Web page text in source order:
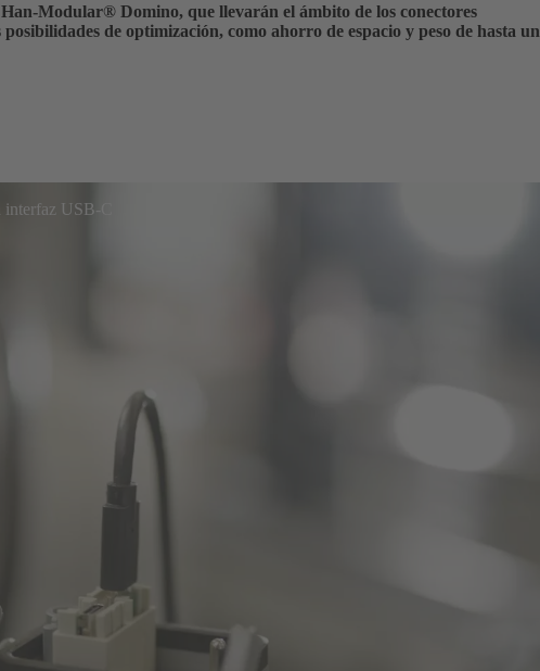
Han-Modular® Domino, que llevarán el ámbito de los conectores
de optimización, como ahorro de espacio y peso de hasta un
USB-C
de una gran transformación. Es necesario prepararse para el futuro con el fin
digitalización, ya que esta transformación requiere tecnologías facilitadoras.
la transmisión segura y sin errores de potencia, datos y señales. La
mundiales y ofrecer a los clientes un valor añadido adicional, como la